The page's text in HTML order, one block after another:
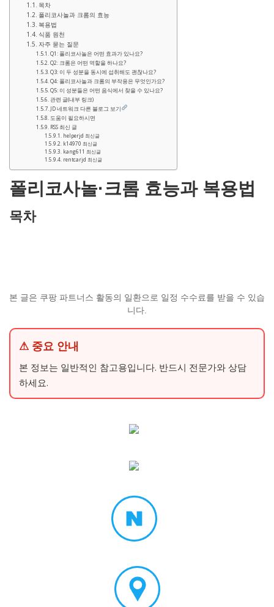
목차
폴리코사놀과 크롬의 효능
복용법
식품 원천
자주 묻는 질문
Q1: 폴리코사놀은 어떤 효과가 있나요?
Q2: 크롬은 어떤 역할을 하나요?
Q3: 이 두 성분을 동시에 섭취해도 괜찮나요?
Q4: 폴리코사놀과 크롬의 부작용은 무엇인가요?
Q5: 이 성분들은 어떤 음식에서 찾을 수 있나요?
관련 글(내부 링크)
JD 네트워크 다른 블로그 보기
도움이 필요하시면
RSS 최신 글
helperjd 최신글
k14970 최신글
kang611 최신글
rentcarjd 최신글
폴리코사놀·크롬 효능과 복용법
목차
본 글은 쿠팡 파트너스 활동의 일환으로 일정 수수료를 받을 수 있습
니다.
⚠ 중요 안내
본 정보는 일반적인 참고용입니다. 반드시 전문가와 상담
하세요.